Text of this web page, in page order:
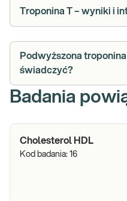
Troponina T – wyniki i
Podwyższona
świadczyć?
Badania
Cholesterol HDL
Kod badania: 16